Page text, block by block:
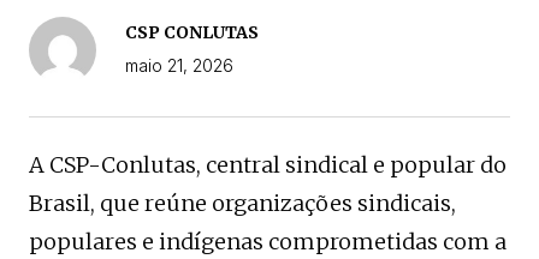
CSP CONLUTAS
maio 21, 2026
A CSP-Conlutas, central sindical e popular do
Brasil, que reúne organizações sindicais,
populares e indígenas comprometidas com a